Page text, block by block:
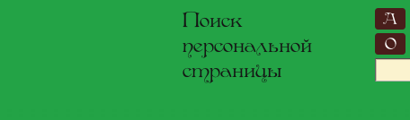
Поиск
персональной
страницы
А
О